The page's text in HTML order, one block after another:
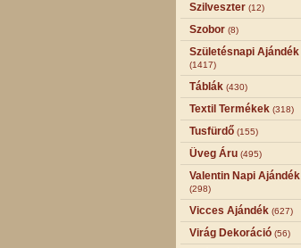
Szilveszter (12)
Szobor (8)
Születésnapi Ajándék
(1417)
Táblák (430)
Textil Termékek (318)
Tusfürdő (155)
Üveg Áru (495)
Valentin Napi Ajándék
(298)
Vicces Ajándék (627)
Virág Dekoráció (56)